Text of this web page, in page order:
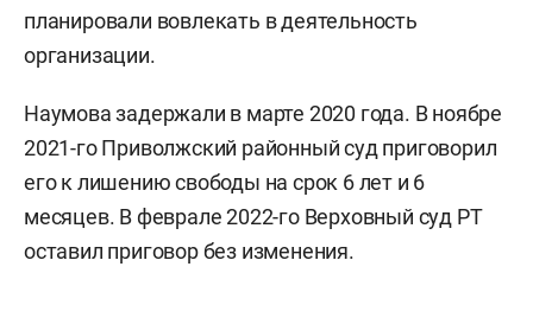
планировали вовлекать в деятельность
организации.
Наумова задержали в марте 2020 года. В ноябре
2021-го Приволжский районный суд приговорил
его к лишению свободы на срок 6 лет и 6
месяцев. В феврале 2022-го Верховный суд РТ
оставил приговор без изменения.